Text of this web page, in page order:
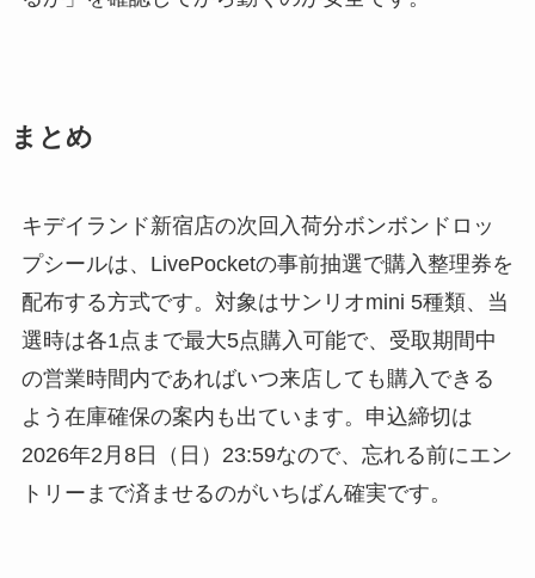
まとめ
キデイランド新宿店の次回入荷分ボンボンドロッ
プシールは、LivePocketの事前抽選で購入整理券を
配布する方式です。対象はサンリオmini 5種類、当
選時は各1点まで最大5点購入可能で、受取期間中
の営業時間内であればいつ来店しても購入できる
よう在庫確保の案内も出ています。申込締切は
2026年2月8日（日）23:59なので、忘れる前にエン
トリーまで済ませるのがいちばん確実です。